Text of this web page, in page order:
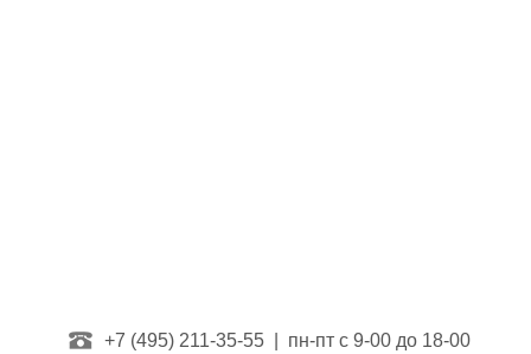
+7 (495) 211-35-55 | пн-пт с 9-00 до 18-00